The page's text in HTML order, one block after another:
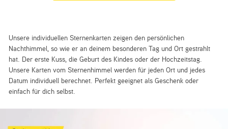
Unsere individuellen Sternenkarten zeigen den persönlichen
Nachthimmel, so wie er an deinem besonderen Tag und Ort gestrahlt
hat. Der erste Kuss, die Geburt des Kindes oder der Hochzeitstag.
Unsere Karten vom Sternenhimmel werden für jeden Ort und jedes
Datum individuell berechnet. Perfekt geeignet als Geschenk oder
einfach für dich selbst.